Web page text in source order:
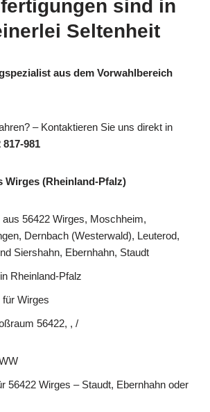
sind in
Seltenheit
aus dem Vorwahlbereich
– Kontaktieren Sie uns direkt in
817-981
Wirges (Rheinland-Pfalz)
56422 Wirges, Moschheim,
Dernbach (Westerwald), Leuterod,
Siershahn, Ebernhahn, Staudt
Rheinland-Pfalz
Wirges
56422, , /
56422 Wirges – Staudt, Ebernhahn oder